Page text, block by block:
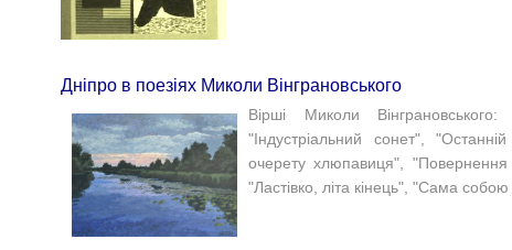
Дніпро в поезіях Миколи Вінграновського
Вірші Миколи
"Індустріальний сонет",
очерету хлюпавиця", "Повернення
"Ластівко, літа кінець", "Сама собою